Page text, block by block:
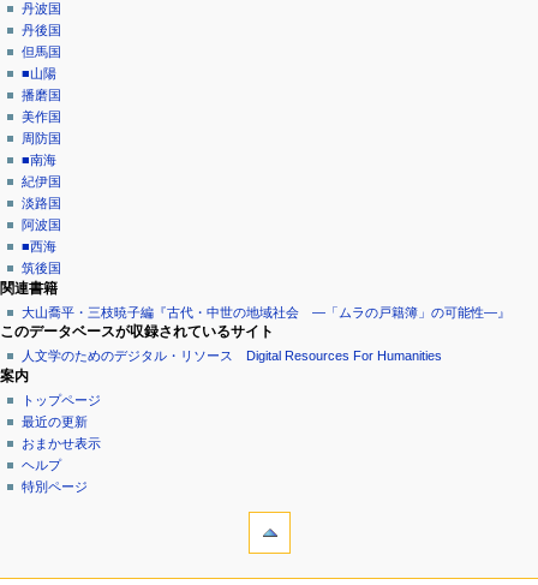
丹波国
丹後国
但馬国
■山陽
播磨国
美作国
周防国
■南海
紀伊国
淡路国
阿波国
■西海
筑後国
関連書籍
大山喬平・三枝暁子編『古代・中世の地域社会 ―「ムラの戸籍簿」の可能性―』
このデータベースが収録されているサイト
人文学のためのデジタル・リソース Digital Resources For Humanities
案内
トップページ
最近の更新
おまかせ表示
ヘルプ
特別ページ
ようこそムラの戸籍簿へ